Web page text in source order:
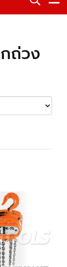
ถ่วง